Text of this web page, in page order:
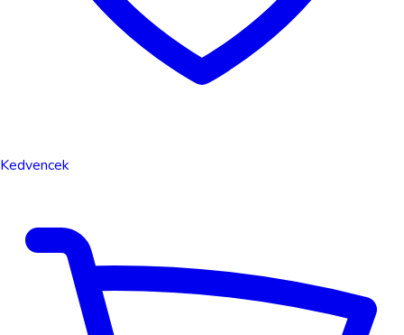
Kedvencek